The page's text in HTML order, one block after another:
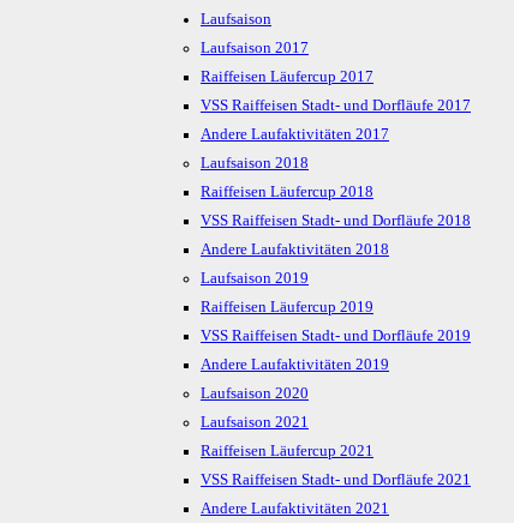
Laufsaison
Laufsaison 2017
Raiffeisen Läufercup 2017
VSS Raiffeisen Stadt- und Dorfläufe 2017
Andere Laufaktivitäten 2017
Laufsaison 2018
Raiffeisen Läufercup 2018
VSS Raiffeisen Stadt- und Dorfläufe 2018
Andere Laufaktivitäten 2018
Laufsaison 2019
Raiffeisen Läufercup 2019
VSS Raiffeisen Stadt- und Dorfläufe 2019
Andere Laufaktivitäten 2019
Laufsaison 2020
Laufsaison 2021
Raiffeisen Läufercup 2021
VSS Raiffeisen Stadt- und Dorfläufe 2021
Andere Laufaktivitäten 2021